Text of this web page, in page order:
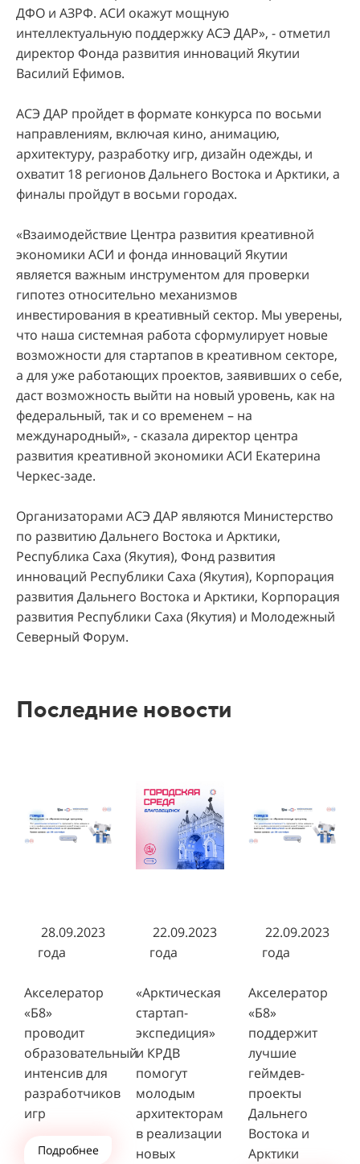
ДФО и АЗРФ. АСИ окажут мощную
интеллектуальную поддержку АСЭ ДАР», - отметил
директор Фонда развития инноваций Якутии
Василий Ефимов.
АСЭ ДАР пройдет в формате конкурса по восьми
направлениям, включая кино, анимацию,
архитектуру, разработку игр, дизайн одежды, и
охватит 18 регионов Дальнего Востока и Арктики, а
финалы пройдут в восьми городах.
«Взаимодействие Центра развития креативной
экономики АСИ и фонда инноваций Якутии
является важным инструментом для проверки
гипотез относительно механизмов
инвестирования в креативный сектор. Мы уверены,
что наша системная работа сформулирует новые
возможности для стартапов в креативном секторе,
а для уже работающих проектов, заявивших о себе,
даст возможность выйти на новый уровень, как на
федеральный, так и со временем – на
международный», - сказала директор центра
развития креативной экономики АСИ Екатерина
Черкес-заде.
Организаторами АСЭ ДАР являются Министерство
по развитию Дальнего Востока и Арктики,
Республика Саха (Якутия), Фонд развития
инноваций Республики Саха (Якутия), Корпорация
развития Дальнего Востока и Арктики, Корпорация
развития Республики Саха (Якутия) и Молодежный
Северный Форум.
Последние новости
28.09.2023
года
Акселератор
«Б8»
проводит
образовательный
интенсив для
разработчиков
игр
Подробнее
22.09.2023
года
«Арктическая
стартап-
экспедиция»
и КРДВ
помогут
молодым
архитекторам
в реализации
новых
22.09.2023
года
Акселератор
«Б8»
поддержит
лучшие
геймдев-
проекты
Дальнего
Востока и
Арктики